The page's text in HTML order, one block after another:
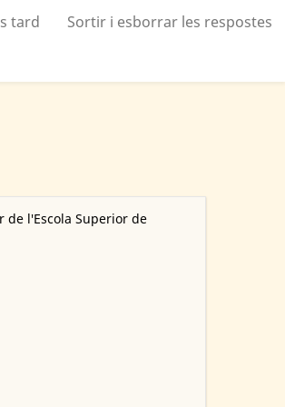
tard Sortir i esborrar les respostes
de l'Escola Superior de